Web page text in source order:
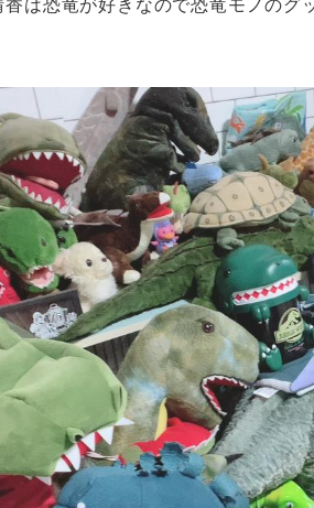
は恐竜が好きなので恐竜モノのグ